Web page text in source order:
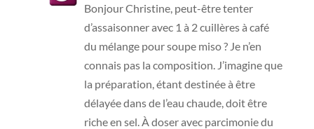
Bonjour Christine, peut-être tenter
d’assaisonner avec 1 à 2 cuillères à café
du mélange pour soupe miso ? Je n’en
connais pas la composition. J’imagine que
la préparation, étant destinée à être
délayée dans de l’eau chaude, doit être
riche en sel. À doser avec parcimonie du